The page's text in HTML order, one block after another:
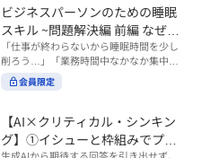
ジメント編（第4回〜7回）：AI時代のリ
ーダーシップや組織変革を中心に学ぶコ
ース ・機能別戦略編（第8回〜12回）：
AI時代における機能別での戦略のあり方
を中心に学ぶコース より実践的なAIツー
ルの活用法について学びたい方は『AI W
earch?tag=AI%E3%83%AF%E3%83%B
C%E3%82%AF%E3%82%B7%E3%83%
95%E3%83%88 ※本コースは、AIのマネ
6月制作）
を客観的に評価し、改善できるAI活用法
も紹介。大事な場面で「心を動かす」プ
レゼンをしたい方におすすめです。関連
コース「プレゼンテーションスキル」も
併せてご覧ください。 ▼プレゼン動画分
析プロンプト（辛口） https://hodai.glo
bis.co.jp/learning_documents/6f976cd
ル https://unlimited.globis.co.jp/ja/co
urses/598f3254/ ※本コースは、AI時代
のビジネススキルを学ぶ「AIタレントシ
ビジネスパーソンのための睡眠
スキル ~問題解決編 前編 なぜ眠
れないのか？~
「仕事が終わらないから睡眠時間を少し
削ろう…」「業務時間中なかなか集中で
きない…」「毎日朝起きるのがつら
い…」。 あなたはこのような経験をした
トの時間をやりくりするために、真っ先
に削りがちなのが「睡眠」時間。 実は
今、日本社会は世界と比較して「最も眠
会員限定
【AI×クリティカル・シンキン
グ】①イシューと枠組みでプロ